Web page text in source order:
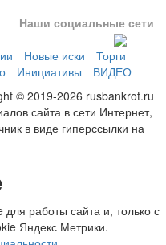
Наши социальные сети
Новые иски
Торги
Инициативы
ВИДЕО
© 2019-2026 rusbankrot.ru
сайта в сети Интернет,
в виде гиперссылки на
работы сайта и, только с
Яндекс Метрики.